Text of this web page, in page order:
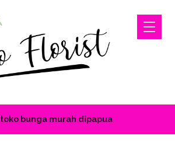
toko bunga murah dipapua